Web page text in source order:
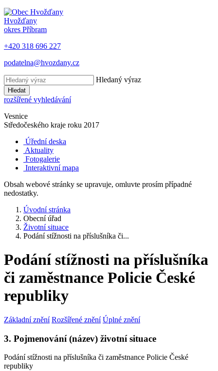
Hvožďany
okres Příbram
+420 318 696 227
podatelna@hvozdany.cz
Hledaný výraz
Hledat
rozšířené vyhledávání
Vesnice
Středočeského kraje roku 2017
Úřední deska
Aktuality
Fotogalerie
Interaktivní mapa
Obsah webové stránky se upravuje, omluvte prosím případné
nedostatky.
Úvodní stránka
Obecní úřad
Životní situace
Podání stížnosti na příslušníka či...
Podání stížnosti na příslušníka
či zaměstnance Policie České
republiky
Základní znění Rozšířené znění Úplné znění
3. Pojmenování (název) životní situace
Podání stížnosti na příslušníka či zaměstnance Policie České
republiky